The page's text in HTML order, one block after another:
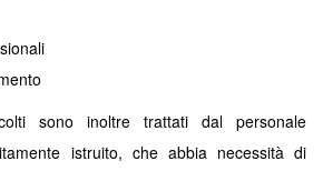
sono inoltre trattati dal personale
istruito, che abbia necessità di